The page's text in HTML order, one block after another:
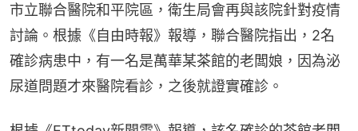
市立聯合醫院和平院區，衛生局會再與該院針對疫情
討論。根據《自由時報》報導，聯合醫院指出，2名
確診病患中，有一名是萬華某茶館的老闆娘，因為泌
尿道問題才來醫院看診，之後就證實確診。